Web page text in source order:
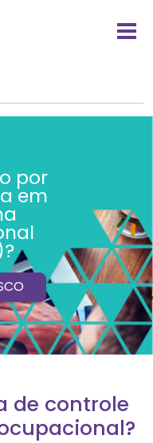
por
em
de controle